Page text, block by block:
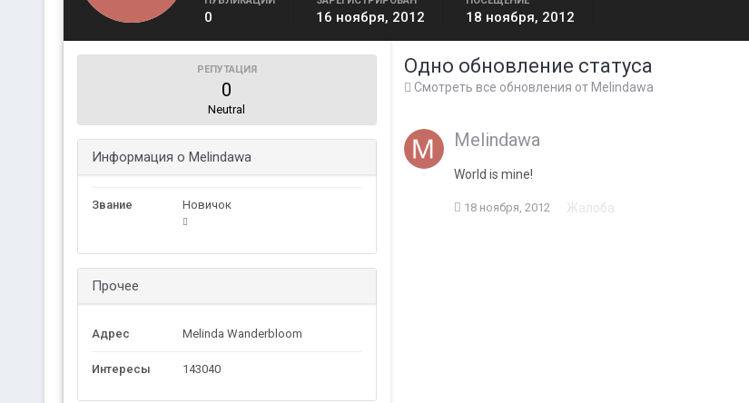
0 16 ноября, 2012 18 ноября, 2012
РЕПУТАЦИЯ
0
Neutral
Информация о Melindawa
Звание Новичок
Прочее
Адрес Melinda Wanderbloom
Интересы 143040
Одно обновление статуса
Смотреть все обновления от Melindawa
Melindawa
World is mine!
18 ноября, 2012 Жалоба